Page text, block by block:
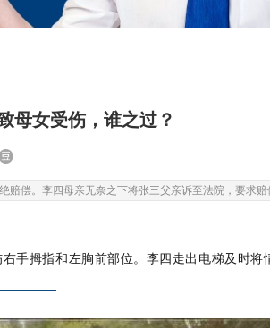
母女受伤，谁之过？
偿。李四母亲无奈之下将张三父亲诉至法院，要求赔
手拇指和左胸前部位。李四走出电梯及时